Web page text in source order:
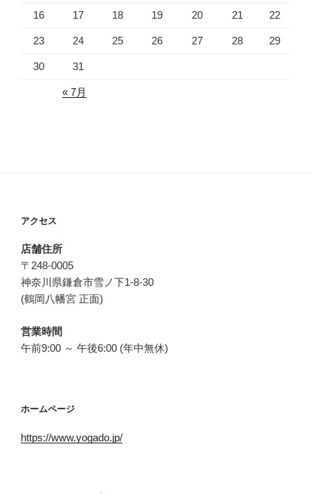
16 17 18 19 20 21 22
23 24 25 26 27 28 29
30 31
« 7月
アクセス
店舗住所
〒248-0005
神奈川県鎌倉市雪ノ下1-8-30
(鶴岡八幡宮 正面)
営業時間
午前9:00 ～ 午後6:00 (年中無休)
ホームページ
https://www.yogado.jp/